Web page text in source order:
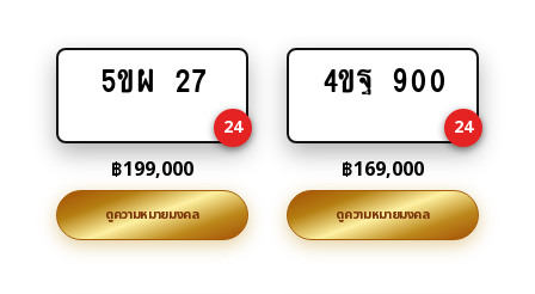
Add
cart
5ขผ 27
24
฿199,000
ดูความหมายมงคล
Add
cart
4ขฐ 900
24
฿169,000
ดูความหมายมงคล